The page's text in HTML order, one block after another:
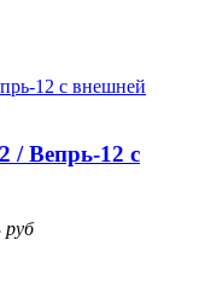
/ Вепрь-12 с
руб